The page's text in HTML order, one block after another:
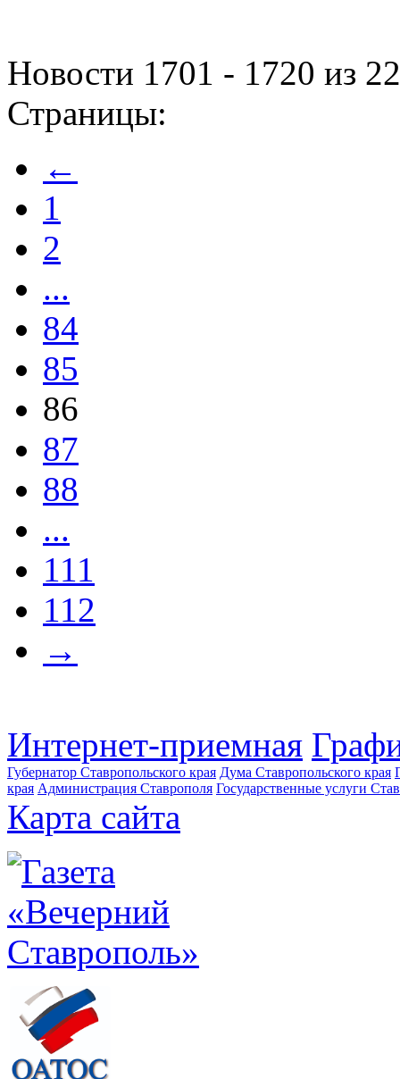
Новости 1701 - 1720 из
Страницы:
←
1
2
...
84
85
86
87
88
...
111
112
→
Интернет-приемная
Губернатор Ставропольского края Дума Ставропольского края
края Администрация Ставрополя Государственные услуги
Карта сайта